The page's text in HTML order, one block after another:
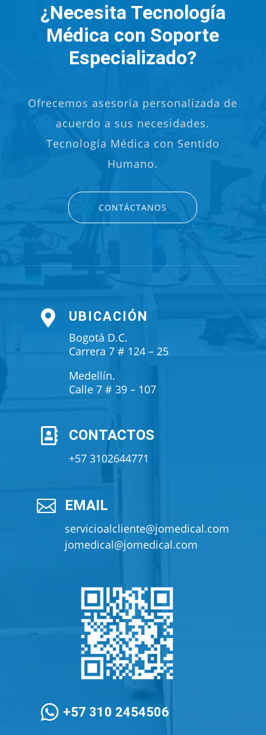
¿Necesita Tecnología
Médica con Soporte
Especializado?
Ofrecemos asesoría personalizada de
acuerdo a sus necesidades.
Tecnología Médica con Sentido
Humano.
CONTÁCTANOS
 UBICACIÓN
Bogotá D.C.
Carrera 7 # 124 – 25
Medellín.
Calle 7 # 39 – 107
 CONTACTOS
+57 3102644771
 EMAIL
servicioalcliente@jomedical.com
jomedical@jomedical.com
 +57 310 2454506